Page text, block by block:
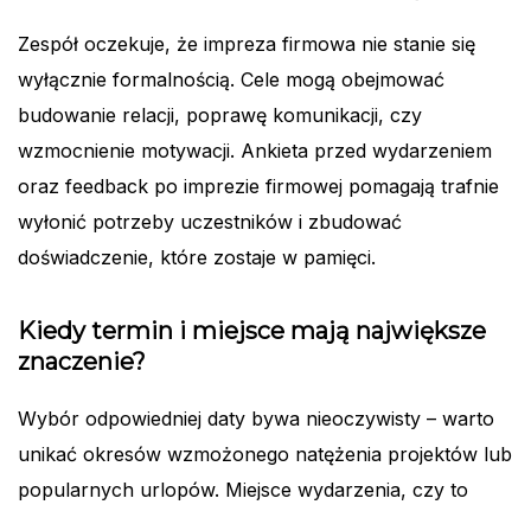
Zespół oczekuje, że impreza firmowa nie stanie się
wyłącznie formalnością. Cele mogą obejmować
budowanie relacji, poprawę komunikacji, czy
wzmocnienie motywacji. Ankieta przed wydarzeniem
oraz feedback po imprezie firmowej pomagają trafnie
wyłonić potrzeby uczestników i zbudować
doświadczenie, które zostaje w pamięci.
Kiedy termin i miejsce mają największe
znaczenie?
Wybór odpowiedniej daty bywa nieoczywisty – warto
unikać okresów wzmożonego natężenia projektów lub
popularnych urlopów. Miejsce wydarzenia, czy to